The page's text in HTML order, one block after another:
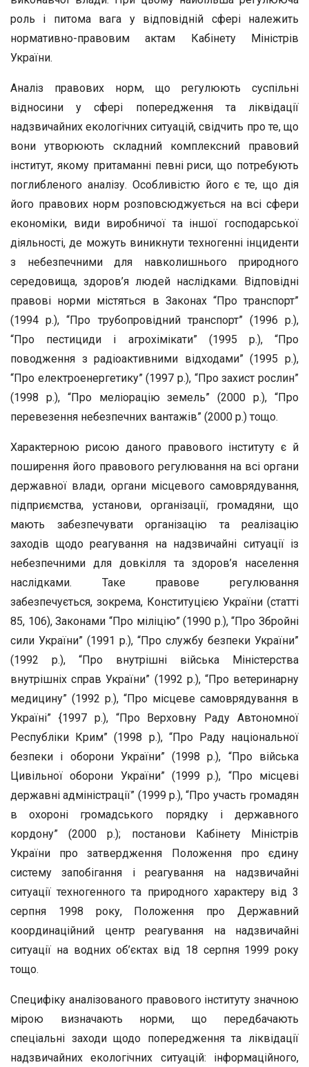
роль і питома вага у відповідній сфері належить
нормативно-правовим актам Кабінету Міністрів
України.
Аналіз правових норм, що регулюють суспільні
відносини у сфері попередження та ліквідації
надзвичайних екологічних ситуацій, свідчить про те, що
вони утворюють складний комплексний правовий
інститут, якому притаманні певні риси, що потребують
поглибленого аналізу. Особливістю його є те, що дія
його правових норм розповсюджується на всі сфери
економіки, види виробничої та іншої господарської
діяльності, де можуть виникнути техногенні інциденти
з небезпечними для навколишнього природного
середовища, здоров’я людей наслідками. Відповідні
правові норми містяться в Законах “Про транспорт”
(1994 р.), “Про трубопровідний транспорт” (1996 р.),
“Про пестициди і агрохімікати” (1995 р.), “Про
поводження з радіоактивними відходами” (1995 р.),
“Про електроенергетику” (1997 р.), “Про захист рослин”
(1998 р.), “Про меліорацію земель” (2000 р.), “Про
перевезення небезпечних вантажів” (2000 р.) тощо.
Характерною рисою даного правового інституту є й
поширення його правового регулювання на всі органи
державної влади, органи місцевого самоврядування,
підприємства, установи, організації, громадяни, що
мають забезпечувати організацію та реалізацію
заходів щодо реагування на надзвичайні ситуації із
небезпечними для довкілля та здоров’я населення
наслідками. Таке правове регулювання
забезпечується, зокрема, Конституцією України (статті
85, 106), Законами “Про міліцію” (1990 р.), “Про Збройні
сили України” (1991 р.), “Про службу безпеки України”
(1992 р.), “Про внутрішні війська Міністерства
внутрішніх справ України” (1992 р.), “Про ветеринарну
медицину” (1992 р.), “Про місцеве самоврядування в
Україні” {1997 р.), “Про Верховну Раду Автономної
Республіки Крим” (1998 р.), “Про Раду національної
безпеки і оборони України” (1998 р.), “Про війська
Цивільної оборони України” (1999 р.), “Про місцеві
державні адміністрації” (1999 р.), “Про участь громадян
в охороні громадського порядку і державного
кордону” (2000 р.); постанови Кабінету Міністрів
України про затвердження Положення про єдину
систему запобігання і реагування на надзвичайні
ситуації техногенного та природного характеру від 3
серпня 1998 року, Положення про Державний
координаційний центр реагування на надзвичайні
ситуації на водних об’єктах від 18 серпня 1999 року
тощо.
Специфіку аналізованого правового інституту значною
мірою визначають норми, що передбачають
спеціальні заходи щодо попередження та ліквідації
надзвичайних екологічних ситуацій: інформаційного,